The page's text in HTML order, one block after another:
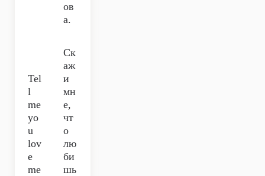
ов
а.
Tel
l
me
yo
u
lov
e
me
Ск
аж
и
мн
е,
чт
о
лю
би
шь